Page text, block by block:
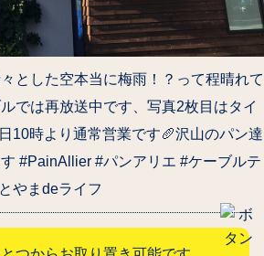
とした空本当に梅雨！？って程晴れて
では再放送中です、写真2枚目はタイ
10時より通常営業です🥖沢山のパン達
#PainAllier #パンアリエ #ケーブルテ
やまdeライフ